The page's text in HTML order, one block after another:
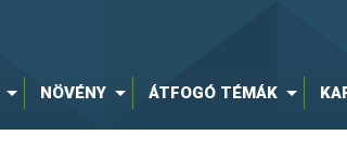
NÖVÉNY ÁTFOGÓ TÉMÁK